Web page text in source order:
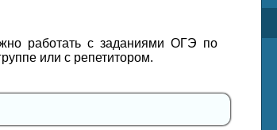
работать с заданиями ОГЭ по
или с репетитором.